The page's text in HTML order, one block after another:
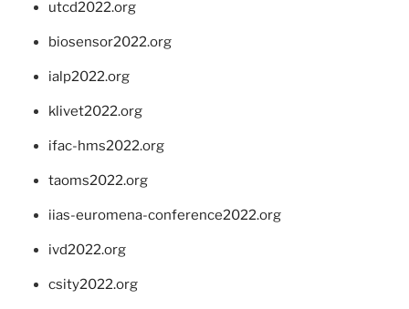
utcd2022.org
biosensor2022.org
ialp2022.org
klivet2022.org
ifac-hms2022.org
taoms2022.org
iias-euromena-conference2022.org
ivd2022.org
csity2022.org